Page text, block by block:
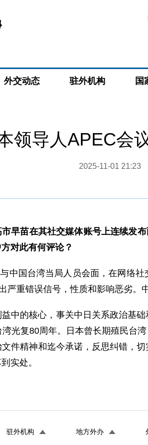
外交动态 驻外机构 国
领导人APEC会
2025-11-01 21:23
早苗在其社交媒体账号上连续发
对此有何评论？
中国台湾当局人员会面，在网络
严重错误信号，性质和影响恶劣。
中的核心，事关中日关系政治基
光复80周年。日本曾长期殖民台
件精神和迄今承诺，反思纠错，
实处。
驻外机构 地方外办